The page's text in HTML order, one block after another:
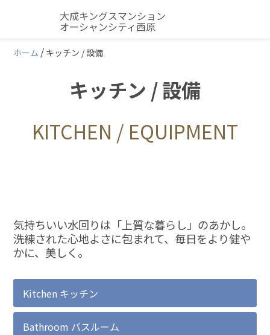
大成キングスマンション
オーシャンシティ西原
ホーム キッチン / 設備
キッチン / 設備
KITCHEN / EQUIPMENT
気持ちいい水回りは「上質な暮らし」のあかし。
洗練された心地よさに包まれて、毎日をより健や
かに、美しく。
Kitchen キッチン
Bathroom バスルーム